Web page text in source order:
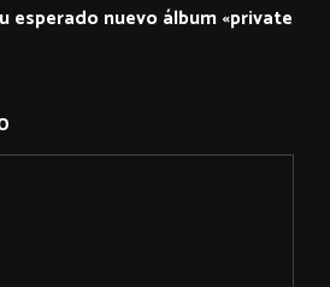
esperado nuevo álbum «private